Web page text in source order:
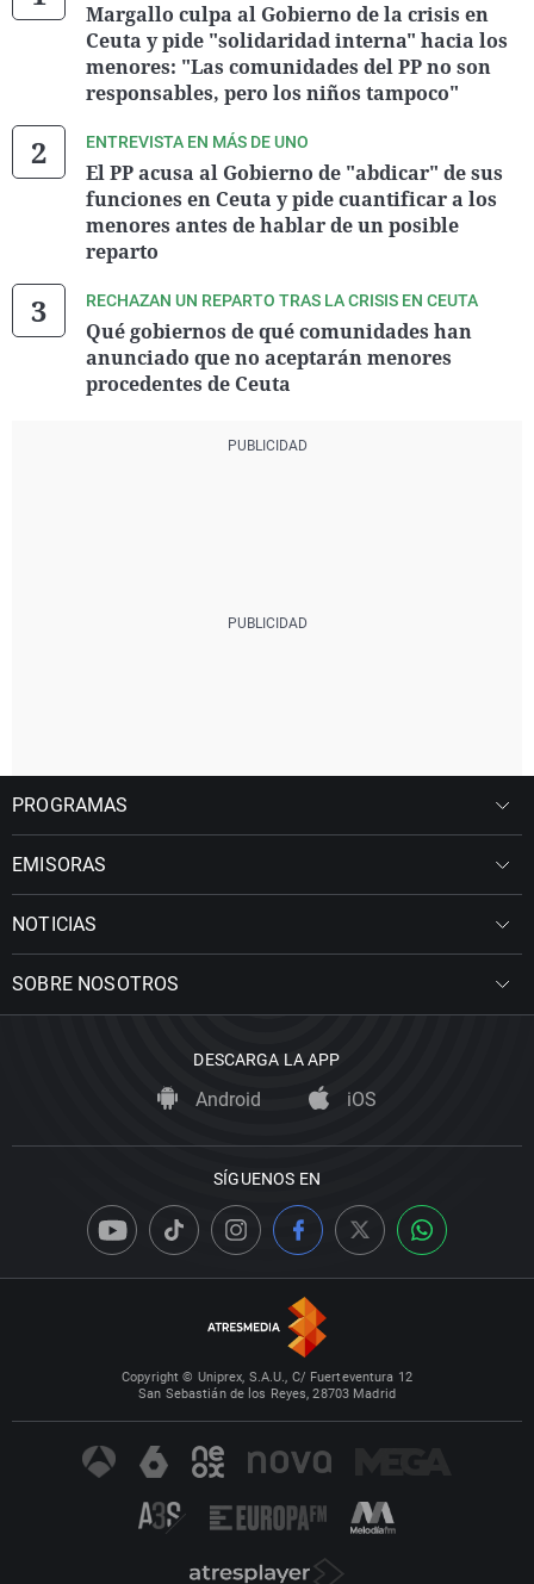
Margallo culpa al Gobierno de la crisis en
Ceuta y pide "solidaridad interna" hacia los
menores: "Las comunidades del PP no son
responsables, pero los niños tampoco"
ENTREVISTA EN MÁS DE UNO
El PP acusa al Gobierno de "abdicar" de sus
funciones en Ceuta y pide cuantificar a los
menores antes de hablar de un posible
reparto
RECHAZAN UN REPARTO TRAS LA CRISIS EN CEUTA
Qué gobiernos de qué comunidades han
anunciado que no aceptarán menores
procedentes de Ceuta
PROGRAMAS
EMISORAS
NOTICIAS
SOBRE NOSOTROS
DESCARGA LA APP
Android iOS
SÍGUENOS EN
Copyright © Uniprex, S.A.U., C/ Fuerteventura 12
San Sebastián de los Reyes, 28703 Madrid